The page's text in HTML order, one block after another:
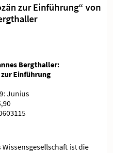
zur Einführung“ von
Bergthaller:
Einführung
Junius
ist die